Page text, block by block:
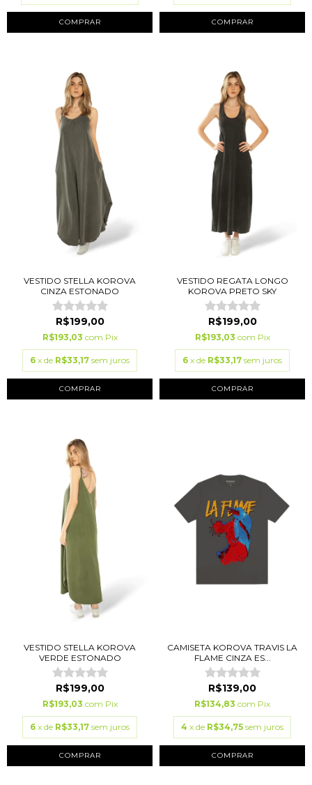
COMPRAR COMPRAR
VESTIDO STELLA KOROVA
CINZA ESTONADO
R$199,00
R$193,03 com Pix
6 x de R$33,17 sem juros
COMPRAR
VESTIDO REGATA LONGO
KOROVA PRETO SKY
R$199,00
R$193,03 com Pix
6 x de R$33,17 sem juros
COMPRAR
VESTIDO STELLA KOROVA
VERDE ESTONADO
R$199,00
R$193,03 com Pix
6 x de R$33,17 sem juros
COMPRAR
CAMISETA KOROVA TRAVIS LA
FLAME CINZA ES...
R$139,00
R$134,83 com Pix
4 x de R$34,75 sem juros
COMPRAR